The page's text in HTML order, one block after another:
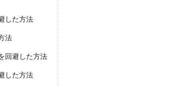
した方法
法
回避した方法
した方法